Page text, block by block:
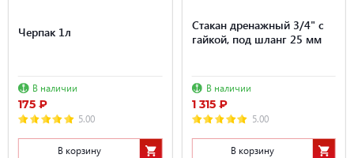
Черпак 1л
В наличии
175 ₽
5.00
В корзину
Стакан дренажный 3/4" с
гайкой, под шланг 25 мм
В наличии
1 315 ₽
5.00
В корзину